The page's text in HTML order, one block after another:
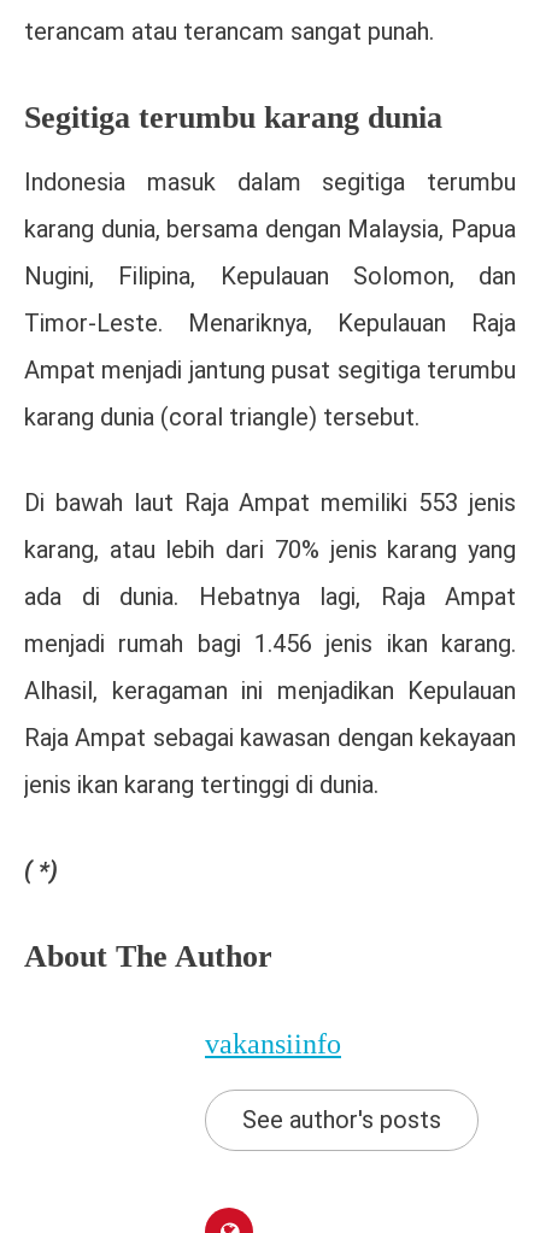
terancam atau terancam sangat punah.
Segitiga terumbu karang dunia
Indonesia masuk dalam segitiga terumbu
karang dunia, bersama dengan Malaysia, Papua
Nugini, Filipina, Kepulauan Solomon, dan
Timor-Leste. Menariknya, Kepulauan Raja
Ampat menjadi jantung pusat segitiga terumbu
karang dunia (coral triangle) tersebut.
Di bawah laut Raja Ampat memiliki 553 jenis
karang, atau lebih dari 70% jenis karang yang
ada di dunia. Hebatnya lagi, Raja Ampat
menjadi rumah bagi 1.456 jenis ikan karang.
Alhasil, keragaman ini menjadikan Kepulauan
Raja Ampat sebagai kawasan dengan kekayaan
jenis ikan karang tertinggi di dunia.
( *)
About The Author
vakansiinfo
See author's posts